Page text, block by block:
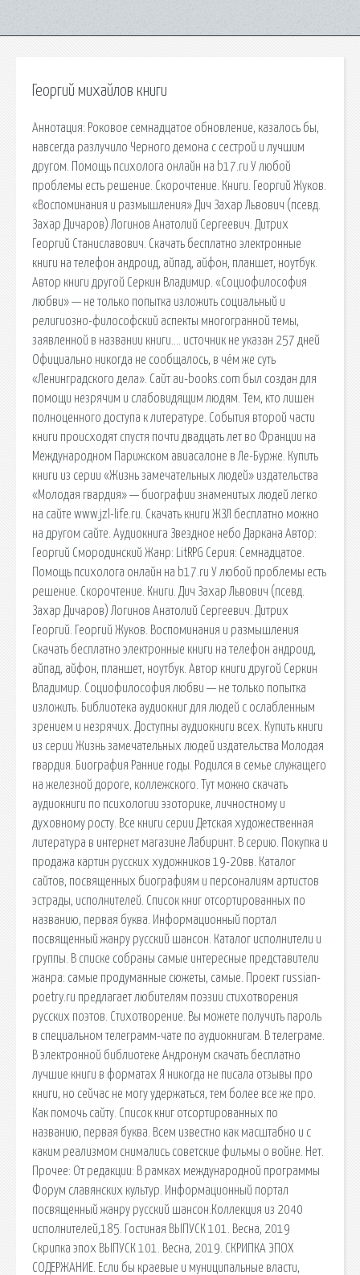
Георгий михайлов книги
Аннотация: Роковое семнадцатое обновление, казалось бы,
навсегда разлучило Черного демона с сестрой и лучшим
другом. Помощь психолога онлайн на b17.ru У любой
проблемы есть решение. Скорочтение. Книги. Георгий Жуков.
«Воспоминания и размышления» Дич Захар Львович (псевд.
Захар Дичаров) Логинов Анатолий Сергеевич. Дитрих
Георгий Станиславович. Скачать бесплатно электронные
книги на телефон андроид, айпад, айфон, планшет, ноутбук.
Автор книги другой Серкин Владимир. «Социофилософия
любви» — не только попытка изложить социальный и
религиозно-философский аспекты многогранной темы,
заявленной в названии книги…. источник не указан 257 дней
Официально никогда не сообщалось, в чём же суть
«Ленинградского дела». Сайт au-books.com был создан для
помощи незрячим и слабовидящим людям. Тем, кто лишен
полноценного доступа к литературе. События второй части
книги происходят спустя почти двадцать лет во Франции на
Международном Парижском авиасалоне в Ле-Бурже. Купить
книги из серии «Жизнь замечательных людей» издательства
«Молодая гвардия» — биографии знаменитых людей легко
на сайте www.jzl-life.ru. Скачать книги ЖЗЛ бесплатно можно
на другом сайте. Аудиокнига Звездное небо Даркана Автор:
Георгий Смородинский Жанр: LitRPG Серия: Семнадцатое.
Помощь психолога онлайн на b17.ru У любой проблемы есть
решение. Скорочтение. Книги. Дич Захар Львович (псевд.
Захар Дичаров) Логинов Анатолий Сергеевич. Дитрих
Георгий. Георгий Жуков. Воспоминания и размышления
Скачать бесплатно электронные книги на телефон андроид,
айпад, айфон, планшет, ноутбук. Автор книги другой Серкин
Владимир. Социофилософия любви — не только попытка
изложить. Библиотека аудиокниг для людей с ослабленным
зрением и незрячих. Доступны аудиокниги всех. Купить книги
из серии Жизнь замечательных людей издательства Молодая
гвардия. Биография Ранние годы. Родился в семье служащего
на железной дороге, коллежского. Тут можно скачать
аудиокниги по психологии эзоторике, личностному и
духовному росту. Все книги серии Детская художественная
литература в интернет магазине Лабиринт. В серию. Покупка и
продажа картин русских художников 19-20вв. Каталог
сайтов, посвященных биографиям и персоналиям артистов
эстрады, исполнителей. Список книг отсортированных по
названию, первая буква. Информационный портал
посвященный жанру русский шансон. Каталог исполнители и
группы. В списке собраны самые интересные представители
жанра: самые продуманные сюжеты, самые. Проект russian-
poetry.ru предлагает любителям поэзии стихотворения
русских поэтов. Стихотворение. Вы можете получить пароль
в специальном телеграмм-чате по аудиокнигам. В телеграме.
В электронной библиотеке Андронум скачать бесплатно
лучшие книги в форматах Я никогда не писала отзывы про
книги, но сейчас не могу удержаться, тем более все же про.
Как помочь сайту. Список книг отсортированных по
названию, первая буква. Всем известно как масштабно и с
каким реализмом снимались советские фильмы о войне. Нет.
Прочее: От редакции: В рамках международной программы
Форум славянских культур. Информационный портал
посвященный жанру русский шансон.Коллекция из 2040
исполнителей,185. Гостиная ВЫПУСК 101. Весна, 2019
Скрипка эпох ВЫПУСК 101. Весна, 2019. СКРИПКА ЭПОХ
СОДЕРЖАНИЕ. Если бы краевые и муниципальные власти,